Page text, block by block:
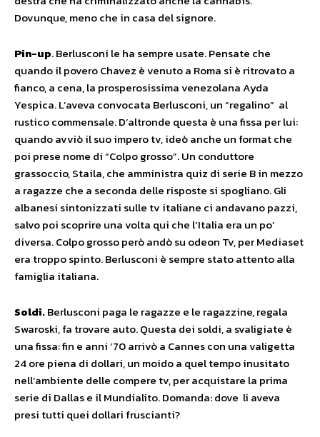
Dovunque, meno che in casa del signore.
Pin-up. Berlusconi le ha sempre usate. Pensate che
quando il povero Chavez è venuto a Roma si è ritrovato a
fianco, a cena, la prosperosissima venezolana Ayda
Yespica. L’aveva convocata Berlusconi, un “regalino” al
rustico commensale. D’altronde questa è una fissa per lui:
quando avviò il suo impero tv, ideò anche un format che
poi prese nome di “Colpo grosso”. Un conduttore
grassoccio, Staila, che amministra quiz di serie B in mezzo
a ragazze che a seconda delle risposte si spogliano. Gli
albanesi sintonizzati sulle tv italiane ci andavano pazzi,
salvo poi scoprire una volta qui che l’Italia era un po’
diversa. Colpo grosso però andò su odeon Tv, per Mediaset
era troppo spinto. Berlusconi è sempre stato attento alla
famiglia italiana.
Soldi.Berlusconi paga le ragazze e le ragazzine, regala
Swaroski, fa trovare auto. Questa dei soldi, a svaligiate è
una fissa: fin e anni ’70 arrivò a Cannes con una valigetta
24 ore piena di dollari, un moido a quel tempo inusitato
nell’ambiente delle compere tv, per acquistare la prima
serie di Dallas e il Mundialito. Domanda: dove li aveva
presi tutti quei dollari fruscianti?